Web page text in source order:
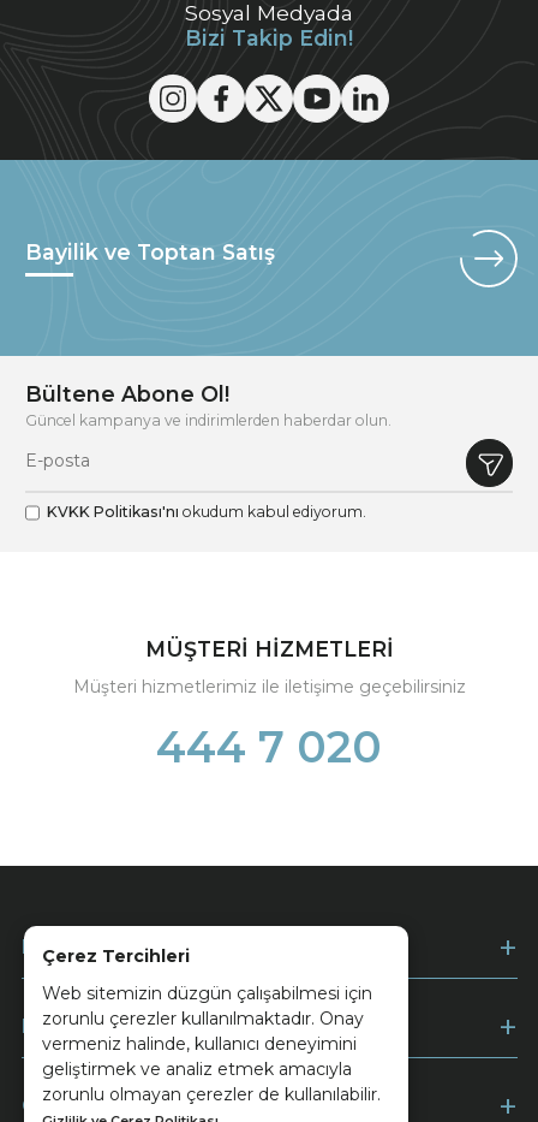
Çerez Tercihleri
Web sitemizin düzgün çalışabilmesi için
zorunlu çerezler kullanılmaktadır. Onay
vermeniz halinde, kullanıcı deneyimini
geliştirmek ve analiz etmek amacıyla
zorunlu olmayan çerezler de kullanılabilir.
Sosyal Medyada
Bizi Takip Edin!
Bayilik ve Toptan Satış
Bültene Abone Ol!
Güncel kampanya ve indirimlerden haberdar olun.
KVKK Politikası'nı okudum kabul ediyorum.
MÜŞTERİ HİZMETLERİ
Müşteri hizmetlerimiz ile iletişime geçebilirsiniz
444 7 020
Kurumsal
Müşteri Hizmetleri
Ödeme